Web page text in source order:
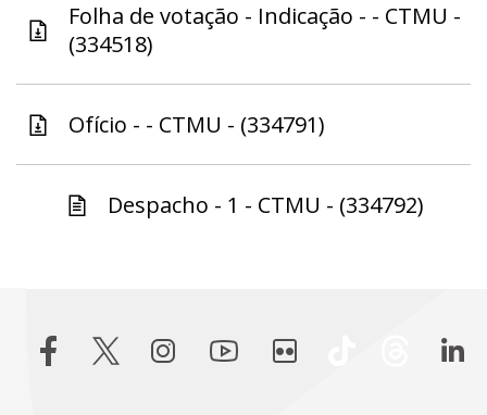
Folha de votação - Indicação - - CTMU -
(334518)
Ofício - - CTMU - (334791)
Despacho - 1 - CTMU - (334792)